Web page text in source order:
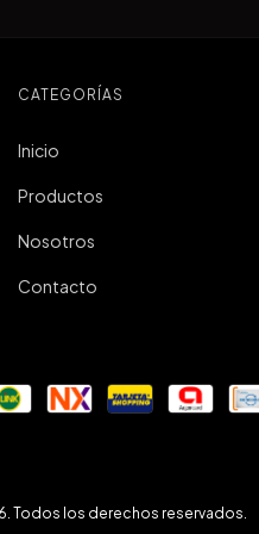
CATEGORÍAS
Inicio
Productos
Nosotros
Contacto
Todos los derechos reservados.